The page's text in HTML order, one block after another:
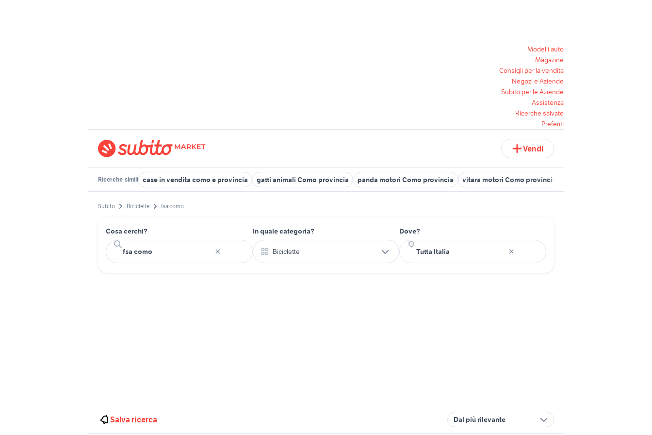
Modelli auto
Magazine
Consigli per la vendita
Negozi e Aziende
Subito per le Aziende
Assistenza
Ricerche salvate
Preferiti
Vendi
Ricerche simili case in vendita como e provincia gatti animali Como provincia panda motori Como provincia vitara motori Como provincia
Subito Biciclette fsa como
Cosa cerchi? In quale categoria?
Biciclette
Dove?
Salva ricerca Dal più rilevante